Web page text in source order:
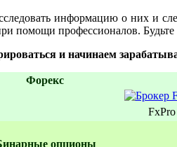
информацию о них и
помощи профессионалов.
и начинаем
Форекс
FxPro
oпционы